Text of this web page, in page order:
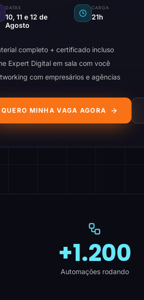
DATAS
10, 11 e 12 de
Agosto
CARGA
21h
completo + certificado incluso
Expert Digital em sala com você
com empresários e agências
QUERO MINHA VAGA AGORA
+1.200
Automações rodando